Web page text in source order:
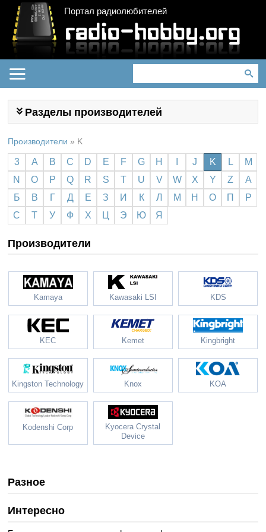
Портал радиолюбителей
Разделы производителей
Производители » K
3 A B C D E F G H J K L
M
N
O P Q R S T U V W X Y Z
А
Б
В Г Д Е З И К Л М Н О П
Р
С
Т У Ф Х Ц Э Ю Я
Производители
Kamaya Kawasaki LSI KDS
KEC Kemet Kingbright
Kingston Technology Knox KOA
Kodenshi Corp
Kyocera Crystal
Device
Разное
Интересно